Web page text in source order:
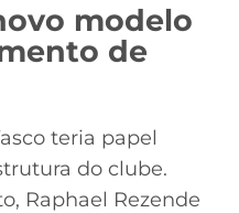
modelo
de
teria papel
do clube.
Raphael Rezende